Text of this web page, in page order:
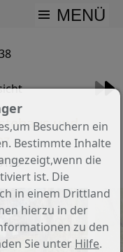
MENÜ
und
Besuchern ein
Bestimmte Inhalte
die
ist. Die
in einem Drittland
hierzu in der
zu den
Sie unter Hilfe.